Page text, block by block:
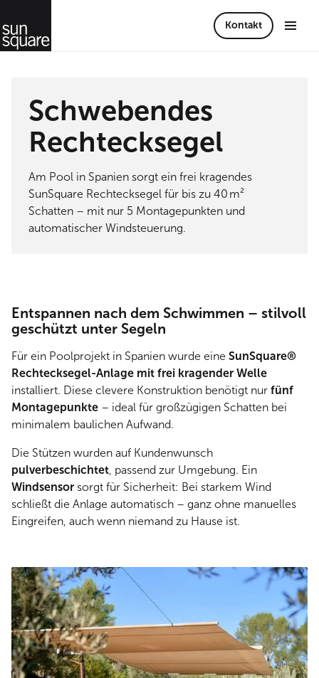
Kontakt
Schwebendes
Rechtecksegel
Am Pool in Spanien sorgt ein frei kragendes
SunSquare Rechtecksegel für bis zu 40 m²
Schatten – mit nur 5 Montagepunkten und
automatischer Windsteuerung.
Entspannen nach dem Schwimmen – stilvoll
geschützt unter Segeln
Für ein Poolprojekt in Spanien wurde eine SunSquare®
Rechtecksegel-Anlage mit frei kragender Welle
installiert. Diese clevere Konstruktion benötigt nur fünf
Montagepunkte – ideal für großzügigen Schatten bei
minimalem baulichen Aufwand.
Die Stützen wurden auf Kundenwunsch
pulverbeschichtet, passend zur Umgebung. Ein
Windsensor sorgt für Sicherheit: Bei starkem Wind
schließt die Anlage automatisch – ganz ohne manuelles
Eingreifen, auch wenn niemand zu Hause ist.